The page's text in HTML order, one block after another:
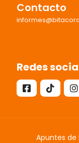
Contacto
Redes
Apuntes de